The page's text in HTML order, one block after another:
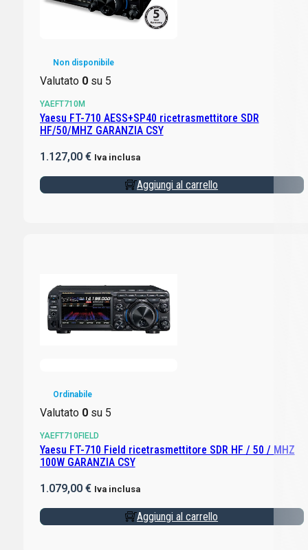
Non disponibile
Valutato 0su 5
YAEFT710M
Yaesu FT-710 AESS+SP40 ricetrasmettitore SDR
HF/50/MHZ GARANZIA CSY
1.127,00 € Iva inclusa
Aggiungi al carrello
Ordinabile
Valutato 0su 5
YAEFT710FIELD
Yaesu FT-710 Field ricetrasmettitore SDR HF / 50 / MHZ
100W GARANZIA CSY
1.079,00 € Iva inclusa
Aggiungi al carrello